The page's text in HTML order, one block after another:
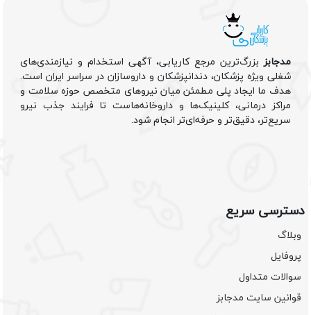
مدجابزبزرگ‌ترین مرجع کاریابی، آگهی استخدام و نیازمندی‌های
شغلی ویژه پزشکان، دندانپزشکان و داروسازان در سراسر ایران است.
هدف ما ایجاد پلی مطمئن میان نیروهای متخصص حوزه سلامت و
مراکز درمانی، کلینیک‌ها و داروخانه‌هاست تا فرایند جذب نیرو
سریع‌تر، دقیق‌تر و حرفه‌ای‌تر انجام شود.
دسترسی سریع
وبلاگ
پروفایل
سوالات متداول
قوانین سایت مدجابز